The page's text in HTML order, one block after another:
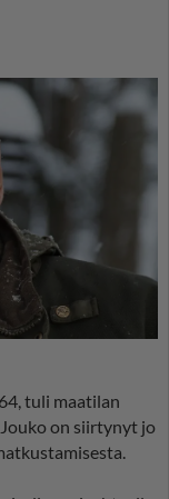
tuli maatilan
on siirtynyt jo